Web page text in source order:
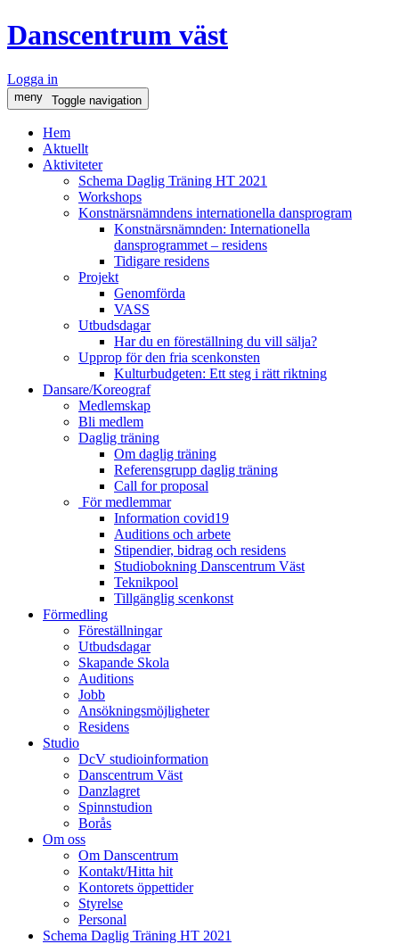
Danscentrum väst
Logga in
meny Toggle navigation
Hem
Aktuellt
Aktiviteter
Schema Daglig Träning HT 2021
Workshops
Konstnärsnämndens internationella dansprogram
Konstnärsnämnden: Internationella
dansprogrammet – residens
Tidigare residens
Projekt
Genomförda
VASS
Utbudsdagar
Har du en föreställning du vill sälja?
Upprop för den fria scenkonsten
Kulturbudgeten: Ett steg i rätt riktning
Dansare/Koreograf
Medlemskap
Bli medlem
Daglig träning
Om daglig träning
Referensgrupp daglig träning
Call for proposal
För medlemmar
Information covid19
Auditions och arbete
Stipendier, bidrag och residens
Studiobokning Danscentrum Väst
Teknikpool
Tillgänglig scenkonst
Förmedling
Föreställningar
Utbudsdagar
Skapande Skola
Auditions
Jobb
Ansökningsmöjligheter
Residens
Studio
DcV studioinformation
Danscentrum Väst
Danzlagret
Spinnstudion
Borås
Om oss
Om Danscentrum
Kontakt/Hitta hit
Kontorets öppettider
Styrelse
Personal
Schema Daglig Träning HT 2021